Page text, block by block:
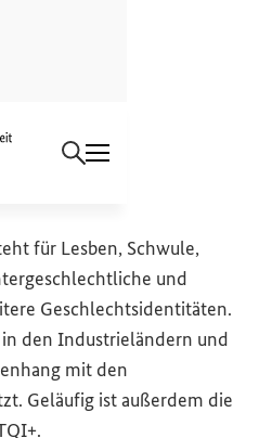
für Lesben, Schwule,
und
Geschlechtsidentitäten.
den Industrieländern und
mit den
Eintrag zum Begriff aufrufen)
Geläufig ist außerdem die